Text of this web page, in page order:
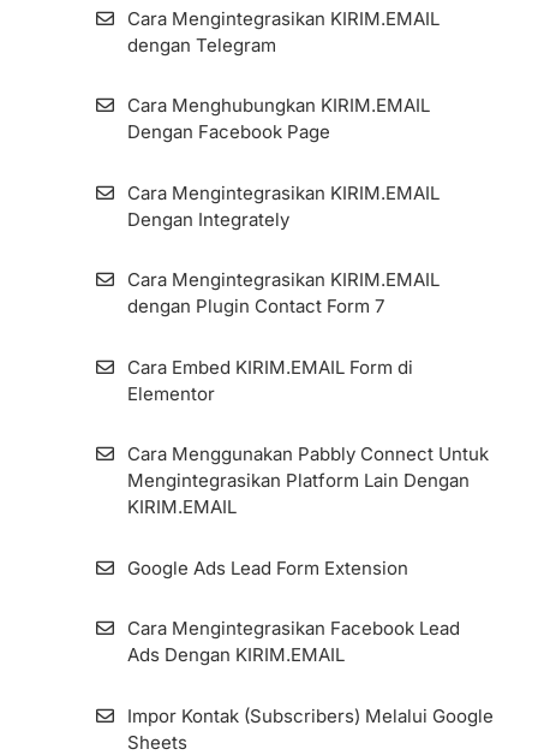
Detilnya
Cara Ekspor Subscribers
Zombie Email Removal (ZER)
Cara Menambah dan Mengelola
Subscriber Fields di Aplikasi KIRIM.EMAIL
Cara Menambahkan Source Link ID Pada
Form dan Landing Page
Cara Membuat Custom Styling Form Pada
Opsi Embed HTML
Cara Embed KIRIM.EMAIL Form di
Elementor
Cara Mengintegrasikan KIRIM.EMAIL
dengan Plugin Contact Form 7
Google Ads Lead Form Extension
Form Dan Landing Page (Global)
Cara Menggunakan Fitur Landing Page
Plugin
Cara Menggunakan Fitur Forward To Email
Cara Mengintegrasikan KIRIM.EMAIL
dengan Telegram
Cara Menghubungkan KIRIM.EMAIL
Dengan Facebook Page
Cara Mengintegrasikan KIRIM.EMAIL
Dengan Integrately
Cara Mengintegrasikan KIRIM.EMAIL
dengan Plugin Contact Form 7
Cara Embed KIRIM.EMAIL Form di
Elementor
Cara Menggunakan Pabbly Connect Untuk
Mengintegrasikan Platform Lain Dengan
KIRIM.EMAIL
Google Ads Lead Form Extension
Cara Mengintegrasikan Facebook Lead
Ads Dengan KIRIM.EMAIL
Impor Kontak (Subscribers) Melalui Google
Sheets